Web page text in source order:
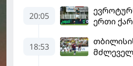
20:05
ერთი
18:53